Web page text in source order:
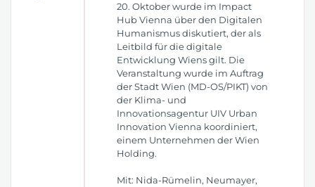
20. Oktober wurde im Impact
Hub Vienna über den Digitalen
Humanismus diskutiert, der als
Leitbild für die digitale
Entwicklung Wiens gilt. Die
Veranstaltung wurde im Auftrag
der Stadt Wien (MD-OS/PIKT) von
der Klima- und
Innovationsagentur UIV Urban
Innovation Vienna koordiniert,
einem Unternehmen der Wien
Holding.
Mit: Nida-Rümelin, Neumayer,